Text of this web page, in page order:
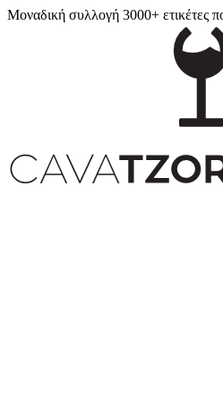
Μοναδική συλλογή 3000+ ετικέτες